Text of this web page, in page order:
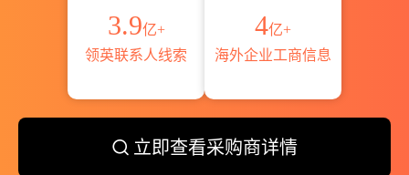
3.9亿+
领英联系人线索
4亿+
海外企业工商信息
立即查看采购商详情